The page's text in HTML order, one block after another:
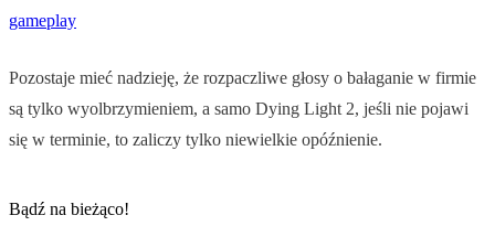
gameplay
Pozostaje mieć nadzieję, że rozpaczliwe głosy o bałaganie w firmie
są tylko wyolbrzymieniem, a samo Dying Light 2, jeśli nie pojawi
się w terminie, to zaliczy tylko niewielkie opóźnienie.
Bądź na bieżąco!